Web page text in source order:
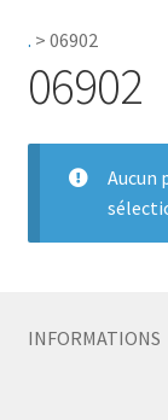
Accessoires
Pro.
. > 06902
06902
Aucun
INFORMATIONS